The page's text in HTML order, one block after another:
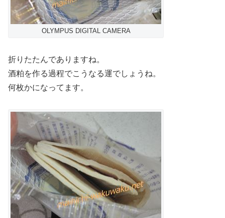
OLYMPUS DIGITAL CAMERA
折りたたんでありますね。
酒粕を作る過程でこうなる運でしょうね。
何枚かになってます。